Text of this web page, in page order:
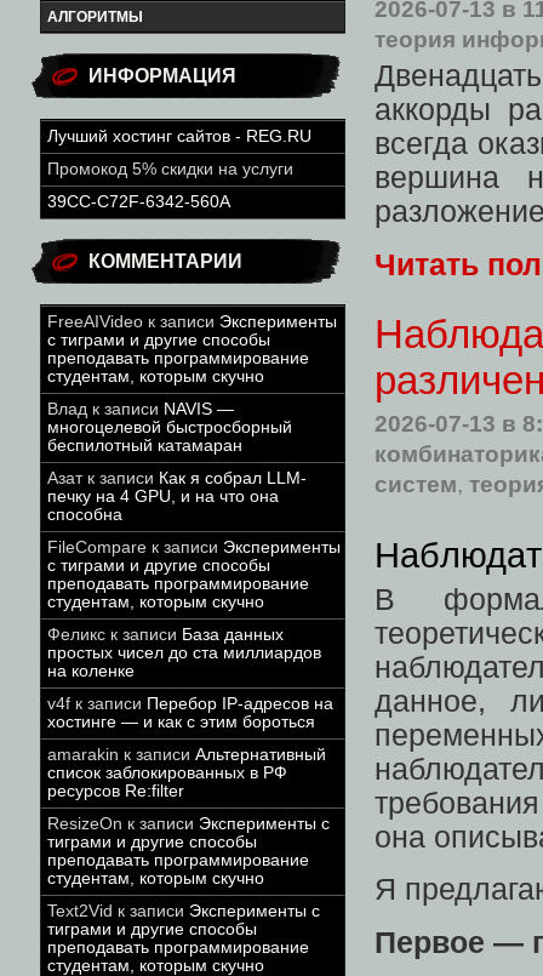
АЛГОРИТМЫ
ИНФОРМАЦИЯ
Лучший хостинг сайтов - REG.RU
Промокод 5% скидки на услуги
39CC-C72F-6342-560A
КОММЕНТАРИИ
FreeAIVideo к записи Эксперименты
с тиграми и другие способы
преподавать программирование
студентам, которым скучно
Влад к записи NAVIS —
многоцелевой быстросборный
беспилотный катамаран
Азатк записи Как я собрал LLM-
печку на 4 GPU, и на что она
способна
FileCompare к записи Эксперименты
с тиграми и другие способы
преподавать программирование
студентам, которым скучно
Феликс к записи База данных
простых чисел до ста миллиардов
на коленке
v4f к записи Перебор IP-адресов на
хостинге — и как с этим бороться
amarakin к записи Альтернативный
список заблокированных в РФ
ресурсов Re:filter
ResizeOn к записи Эксперименты с
тиграми и другие способы
преподавать программирование
студентам, которым скучно
Text2Vid к записи Эксперименты с
тиграми и другие способы
преподавать программирование
студентам, которым скучно
2026-07-13 в
теория
аккорды
всегда
вершина
Читать
2026-07-13 в
систем,
В
данное,
она
Я
Первое —